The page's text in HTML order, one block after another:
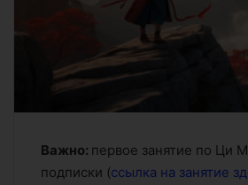
Важно: первое занятие по Ци
подписки (ссылка на занятие